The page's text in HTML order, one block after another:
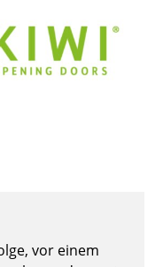
vor einem